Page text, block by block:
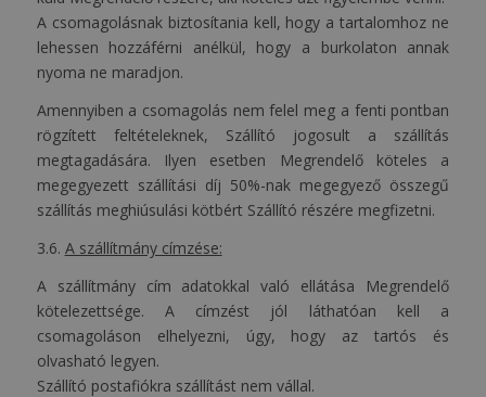
A csomagolásnak biztosítania kell, hogy a tartalomhoz ne
lehessen hozzáférni anélkül, hogy a burkolaton annak
nyoma ne maradjon.
Amennyiben a csomagolás nem felel meg a fenti pontban
rögzített feltételeknek, Szállító jogosult a szállítás
megtagadására. Ilyen esetben Megrendelő köteles a
megegyezett szállítási díj 50%-nak megegyező összegű
szállítás meghiúsulási kötbért Szállító részére megfizetni.
3.6. A szállítmány címzése:
A szállítmány cím adatokkal való ellátása Megrendelő
kötelezettsége. A címzést jól láthatóan kell a
csomagoláson elhelyezni, úgy, hogy az tartós és
olvasható legyen.
Szállító postafiókra szállítást nem vállal.